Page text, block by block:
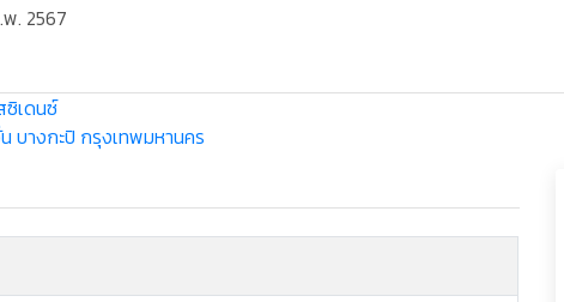
. 2567
ซิเดนซ์
บางกะปิ กรุงเทพมหานคร